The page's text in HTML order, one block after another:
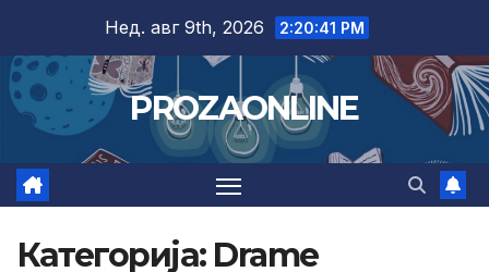
content
Нед. авг 9th, 2026 2:20:42 PM
PROZAONLINE
Категорија: Drame